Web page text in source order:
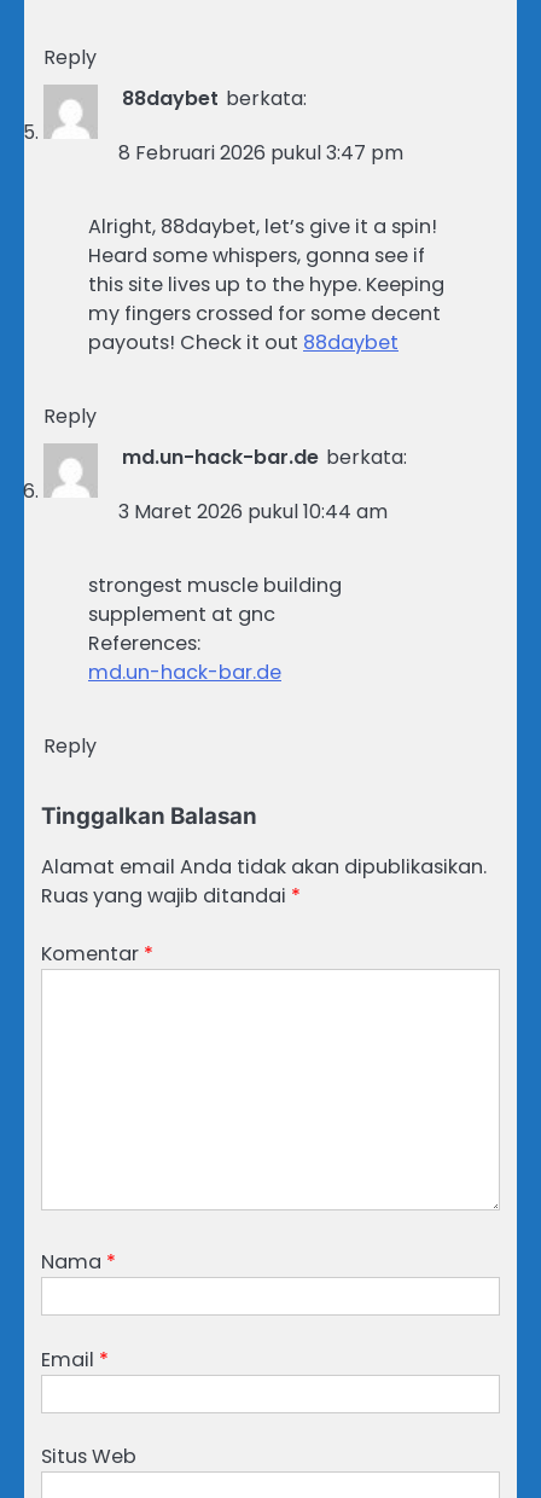
Reply
88daybet berkata:
8 Februari 2026 pukul 3:47 pm
Alright, 88daybet, let’s give it a spin!
Heard some whispers, gonna see if
this site lives up to the hype. Keeping
my fingers crossed for some decent
payouts! Check it out 88daybet
Reply
md.un-hack-bar.de berkata:
3 Maret 2026 pukul 10:44 am
strongest muscle building
supplement at gnc
References:
md.un-hack-bar.de
Reply
Tinggalkan Balasan
Alamat email Anda tidak akan dipublikasikan.
Ruas yang wajib ditandai *
Komentar *
Nama *
Email *
Situs Web